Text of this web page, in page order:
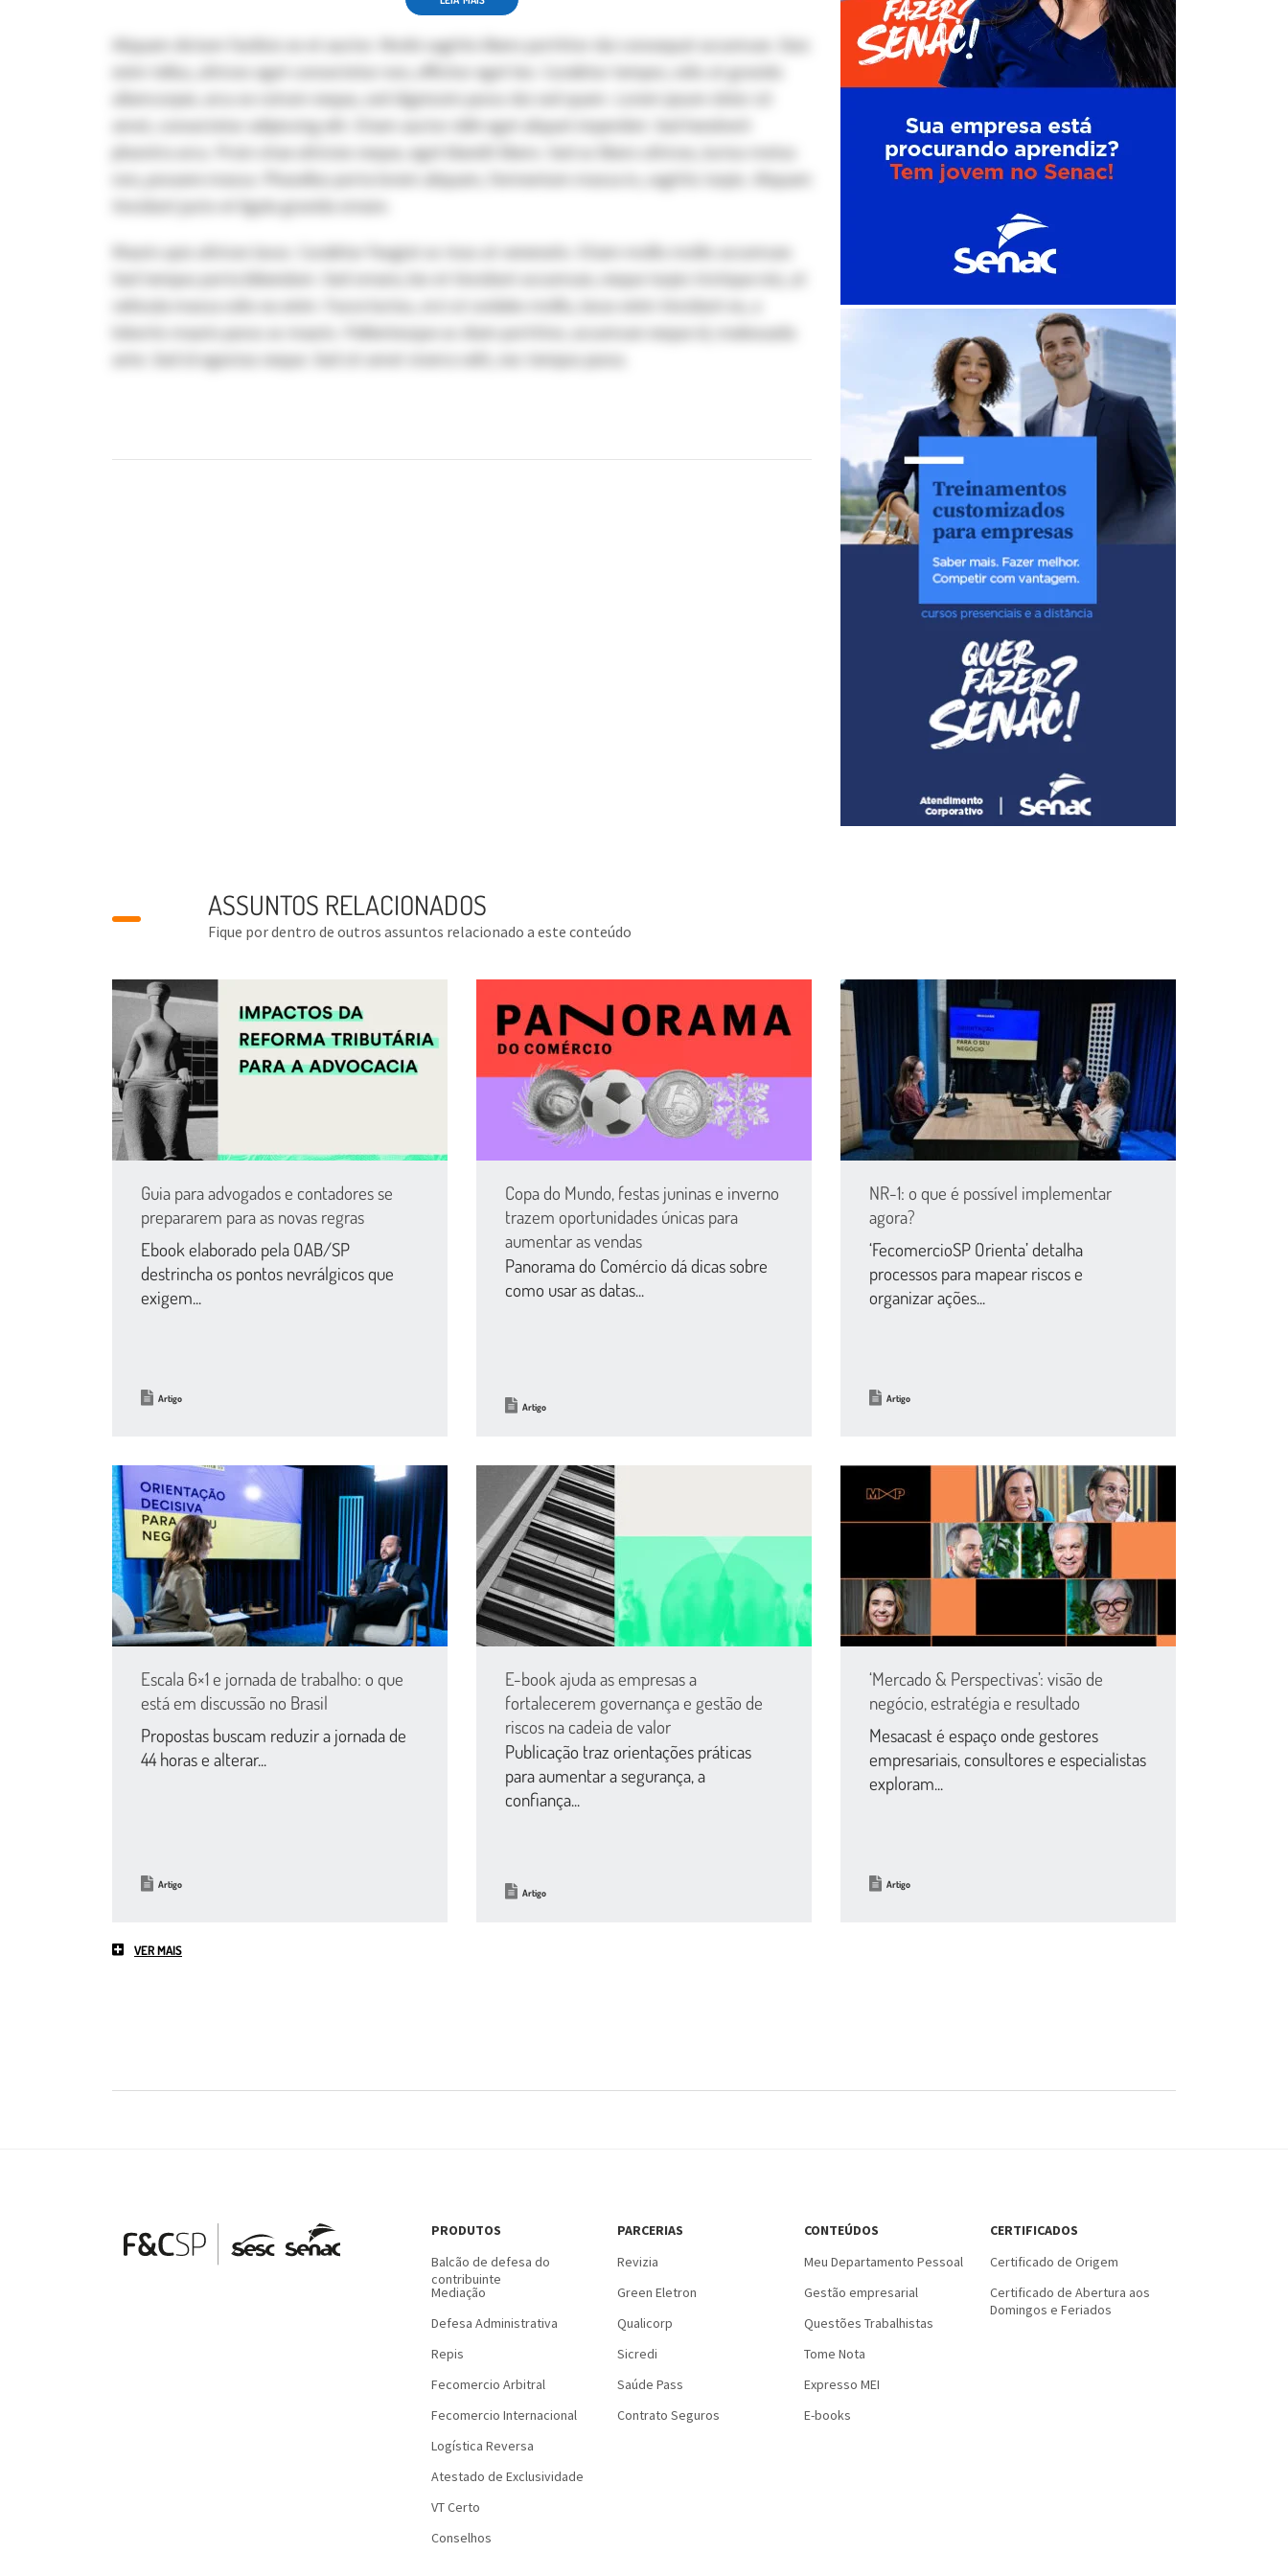
Aliquam dictum facilisis ex et auctor. Morbi sagittis libero porttitor dui consequat accumsan. Duis
enim tellus, ultrices eget consectetur non, efficitur eget leo. Curabitur tempor, odio at gravida
ullamcorper, arcu ex rutrum neque, sed dignissim purus dui sed quam. Lorem ipsum dolor sit
amet, consectetur adipiscing elit. Etiam auctor nibh eget aliquet imperdiet. Sed hendrerit
pharetra arcu. Proin vitae ultricies neque, eget blandit libero. Sed ac libero ultrices, luctus metus
non, posuere massa. Phasellus porta lorem aliquam, fermentum massa in, sagittis turpis. Aliquam
tincidunt justo et ligula gravida ornare.
Mauris quis ultrices lacus. Curabitur feugiat ac risus at venenatis. Etiam mollis mollis accumsan.
Sed tempus porta bibendum. Sed ornare, leo et tincidunt accumsan, neque turpis tristique nisi, at
vehicula massa odio eu enim. Fusce luctus, orci ut sodales mollis, lacus enim tincidunt ex, a
lobortis mauris purus ac mauris. Pellentesque ac diam porttitor, accumsan neque id, malesuada
ante. Sed id egestas neque. Sed sit amet viverra velit, nec tempus purus.
ASSUNTOS RELACIONADOS
Fique por dentro de outros assuntos relacionado a este conteúdo
Guia para advogados e contadores se
prepararem para as novas regras
Ebook elaborado pela OAB/SP
destrincha os pontos nevrálgicos que
exigem...
Artigo
Copa do Mundo, festas juninas e inverno
trazem oportunidades únicas para
aumentar as vendas
Panorama do Comércio dá dicas sobre
como usar as datas...
Artigo
NR-1: o que é possível implementar
agora?
‘FecomercioSP Orienta’ detalha
processos para mapear riscos e
organizar ações...
Artigo
Escala 6×1 e jornada de trabalho: o que
está em discussão no Brasil
Propostas buscam reduzir a jornada de
44 horas e alterar...
Artigo
E-book ajuda as empresas a
fortalecerem governança e gestão de
riscos na cadeia de valor
Publicação traz orientações práticas
para aumentar a segurança, a
confiança...
Artigo
‘Mercado & Perspectivas’: visão de
negócio, estratégia e resultado
Mesacast é espaço onde gestores
empresariais, consultores e especialistas
exploram...
Artigo
VER MAIS
PRODUTOS
Balcão de defesa do
contribuinte
Mediação
Defesa Administrativa
Repis
Fecomercio Arbitral
Fecomercio Internacional
Logística Reversa
Atestado de Exclusividade
VT Certo
Conselhos
PARCERIAS
Revizia
Green Eletron
Qualicorp
Sicredi
Saúde Pass
Contrato Seguros
CONTEÚDOS
Meu Departamento Pessoal
Gestão empresarial
Questões Trabalhistas
Tome Nota
Expresso MEI
E-books
CERTIFICADOS
Certificado de Origem
Certificado de Abertura aos
Domingos e Feriados